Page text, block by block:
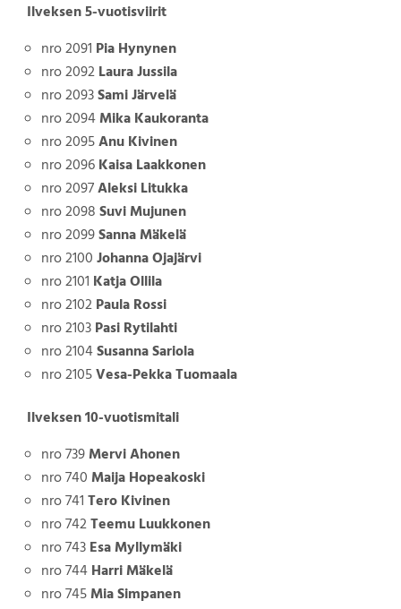
Ilveksen 5-vuotisviirit
nro 2091 Pia Hynynen
nro 2092Laura Jussila
nro 2093Sami Järvelä
nro 2094Mika Kaukoranta
nro 2095Anu Kivinen
nro 2096Kaisa Laakkonen
nro 2097Aleksi Litukka
nro 2098Suvi Mujunen
nro 2099Sanna Mäkelä
nro 2100Johanna Ojajärvi
nro 2101 Katja Ollila
nro 2102Paula Rossi
nro 2103Pasi Rytilahti
nro 2104Susanna Sariola
nro 2105Vesa-Pekka Tuomaala
Ilveksen 10-vuotismitali
nro 739Mervi Ahonen
nro 740Maija Hopeakoski
nro 741Tero Kivinen
nro 742Teemu Luukkonen
nro 743Esa Myllymäki
nro 744Harri Mäkelä
nro 745Mia Simpanen